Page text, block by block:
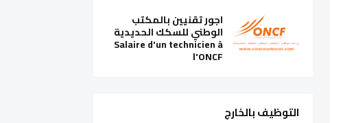
اجور تقنيين بالمكتب
الوطني للسكك الحديدية
Salaire d'un technicien à
l'ONCF
التوظيف بالخارج